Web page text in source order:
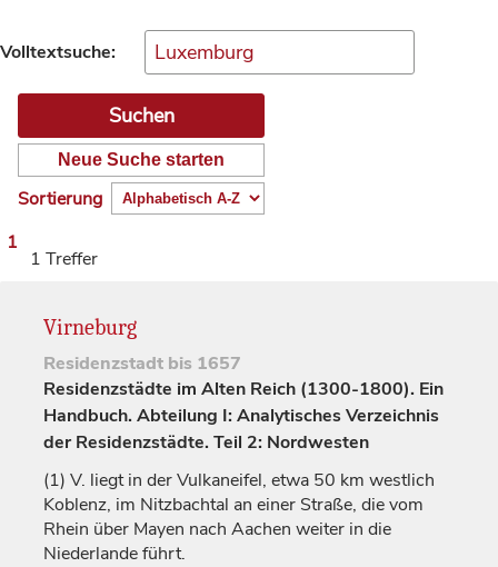
Volltextsuche:
Neue Suche starten
Sortierung
1
1 Treffer
Virneburg
Residenzstadt bis 1657
Residenzstädte im Alten Reich (1300-1800). Ein
Handbuch. Abteilung I: Analytisches Verzeichnis
der Residenzstädte. Teil 2: Nordwesten
(1) V. liegt in der Vulkaneifel, etwa 50 km westlich
Koblenz, im Nitzbachtal an einer Straße, die vom
Rhein über Mayen nach Aachen weiter in die
Niederlande führt.